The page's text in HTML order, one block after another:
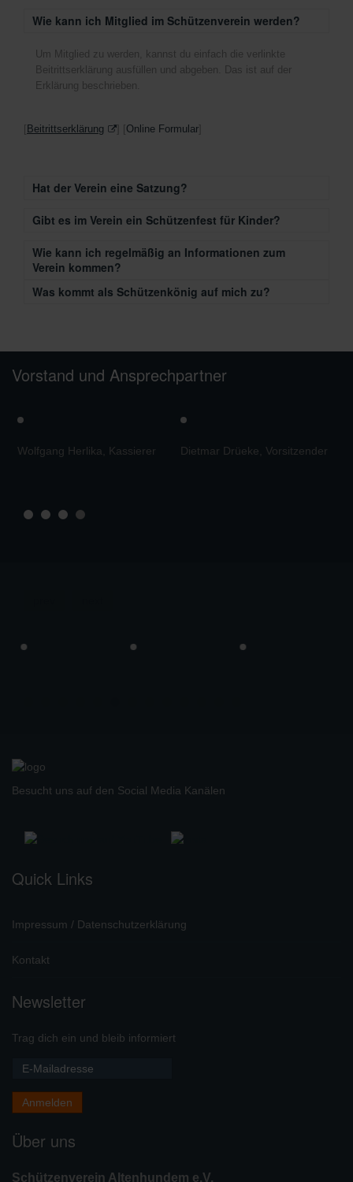
Wie kann ich Mitglied im Schützenverein werden?
Um Mitglied zu werden, kannst du einfach die verlinkte
Beitrittserklärung ausfüllen und abgeben. Das ist auf der
Erklärung beschrieben.
Beitrittserklärung Online Formular
Hat der Verein eine Satzung?
Gibt es im Verein ein Schützenfest für Kinder?
Wie kann ich regelmäßig an Informationen zum
Verein kommen?
Was kommt als Schützenkönig auf mich zu?
Vorstand und Ansprechpartner
Wolfgang Herlika, Kassierer Dietmar Drüeke, Vorsitzender
Besucht uns auf den Social Media Kanälen
Quick Links
Impressum / Datenschutzerklärung
Kontakt
Newsletter
Trag dich ein und bleib informiert
Über uns
Schützenverein Altenhundem e.V.